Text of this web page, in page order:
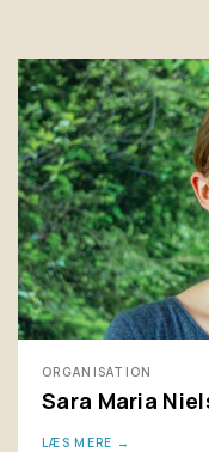
ORGANISATION
Sara Maria
LÆS MERE